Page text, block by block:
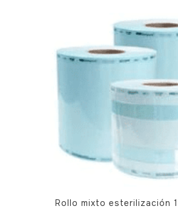
Rollo mixto esterilización